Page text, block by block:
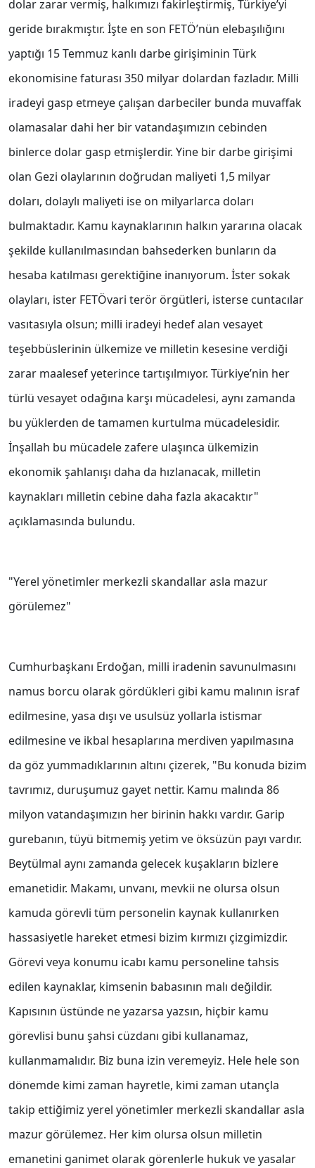
dolar zarar vermiş, halkımızı fakirleştirmiş, Türkiye’yi
geride bırakmıştır. İşte en son FETÖ’nün elebaşılığını
yaptığı 15 Temmuz kanlı darbe girişiminin Türk
ekonomisine faturası 350 milyar dolardan fazladır. Milli
iradeyi gasp etmeye çalışan darbeciler bunda muvaffak
olamasalar dahi her bir vatandaşımızın cebinden
binlerce dolar gasp etmişlerdir. Yine bir darbe girişimi
olan Gezi olaylarının doğrudan maliyeti 1,5 milyar
doları, dolaylı maliyeti ise on milyarlarca doları
bulmaktadır. Kamu kaynaklarının halkın yararına olacak
şekilde kullanılmasından bahsederken bunların da
hesaba katılması gerektiğine inanıyorum. İster sokak
olayları, ister FETÖvari terör örgütleri, isterse cuntacılar
vasıtasıyla olsun; milli iradeyi hedef alan vesayet
teşebbüslerinin ülkemize ve milletin kesesine verdiği
zarar maalesef yeterince tartışılmıyor. Türkiye’nin her
türlü vesayet odağına karşı mücadelesi, aynı zamanda
bu yüklerden de tamamen kurtulma mücadelesidir.
İnşallah bu mücadele zafere ulaşınca ülkemizin
ekonomik şahlanışı daha da hızlanacak, milletin
kaynakları milletin cebine daha fazla akacaktır"
açıklamasında bulundu.
"Yerel yönetimler merkezli skandallar asla mazur
görülemez"
Cumhurbaşkanı Erdoğan, milli iradenin savunulmasını
namus borcu olarak gördükleri gibi kamu malının israf
edilmesine, yasa dışı ve usulsüz yollarla istismar
edilmesine ve ikbal hesaplarına merdiven yapılmasına
da göz yummadıklarının altını çizerek, "Bu konuda bizim
tavrımız, duruşumuz gayet nettir. Kamu malında 86
milyon vatandaşımızın her birinin hakkı vardır. Garip
gurebanın, tüyü bitmemiş yetim ve öksüzün payı vardır.
Beytülmal aynı zamanda gelecek kuşakların bizlere
emanetidir. Makamı, unvanı, mevkii ne olursa olsun
kamuda görevli tüm personelin kaynak kullanırken
hassasiyetle hareket etmesi bizim kırmızı çizgimizdir.
Görevi veya konumu icabı kamu personeline tahsis
edilen kaynaklar, kimsenin babasının malı değildir.
Kapısının üstünde ne yazarsa yazsın, hiçbir kamu
görevlisi bunu şahsi cüzdanı gibi kullanamaz,
kullanmamalıdır. Biz buna izin veremeyiz. Hele hele son
dönemde kimi zaman hayretle, kimi zaman utançla
takip ettiğimiz yerel yönetimler merkezli skandallar asla
mazur görülemez. Her kim olursa olsun milletin
emanetini ganimet olarak görenlerle hukuk ve yasalar